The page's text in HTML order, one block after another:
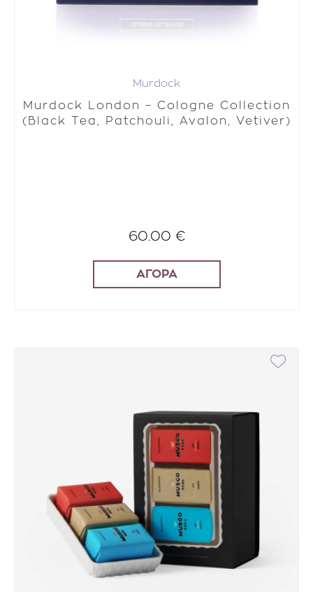
Murdock
Murdock London – Cologne Collection
(Black Tea, Patchouli, Avalon, Vetiver)
60.00 €
ΑΓΟΡΑ